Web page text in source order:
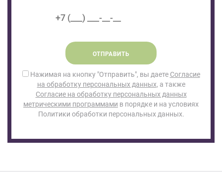
ОТПРАВИТЬ
Нажимая на кнопку "Отправить", вы даете Согласие
на обработку персональных данных, а также
Согласие на обработку персональных данных
метрическими программами в порядке и на условиях
Политики обработки персональных данных.